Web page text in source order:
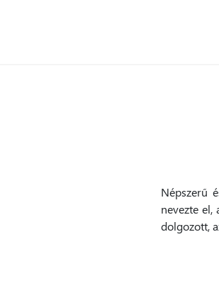
Népszerű
nevezte el,
dolgozott,